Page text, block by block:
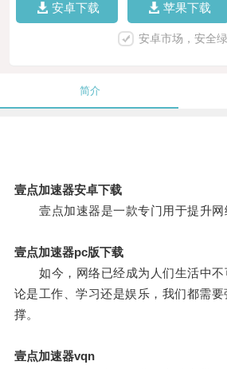
安卓下载 苹果下载
安卓市场，安全
简介
壹点加速器安卓下载
壹点加速器是一款专门用于提升网
壹点加速器pc版下载
如今，网络已经成为人们生活中不
论是工作、学习还是娱乐，我们都需
撑。
壹点加速器vqn